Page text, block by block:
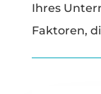
Ihres
Faktoren,